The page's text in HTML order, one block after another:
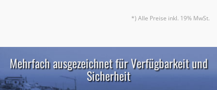
*) Alle Preise inkl. 19% MwSt.
Mehrfach ausgezeichnet für Verfügbarkeit und
Sicherheit